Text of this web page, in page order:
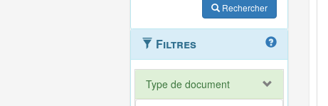
Rechercher
Filtres
Type de document